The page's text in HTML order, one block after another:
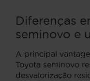
Diferenças
seminovo e
A principal
Toyota seminovo
desvalorização